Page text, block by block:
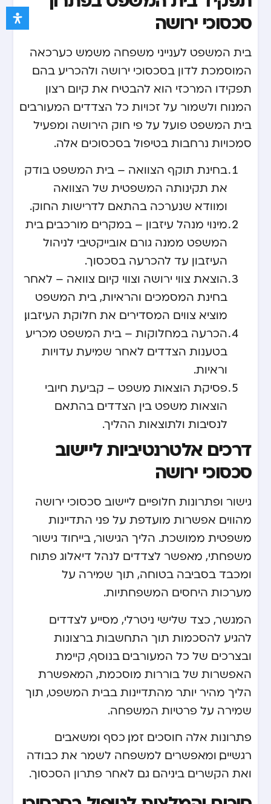
סכסוכי ירושה
בית המשפט לענייני משפחה משמש כערכאה
המוסמכת לדון בסכסוכי ירושה ולהכריע בהם.
תפקידו המרכזי הוא להבטיח את קיום רצון
המנוח ולשמור על זכויות כל הצדדים המעורבים.
בית המשפט פועל על פי חוק הירושה ומפעיל
סמכויות נרחבות בטיפול בסכסוכים אלה.
בחינת תוקף הצוואה – בית המשפט בודק
את תקינותה המשפטית של הצוואה
ומוודא שנערכה בהתאם לדרישות החוק.
מינוי מנהל עיזבון – במקרים מורכבים, בית
המשפט ממנה גורם אובייקטיבי לניהול
העיזבון עד להכרעה בסכסוך.
הוצאת צווי ירושה וצווי קיום צוואה – לאחר
בחינת המסמכים והראיות, בית המשפט
מוציא צווים המסדירים את חלוקת העיזבון.
הכרעה במחלוקות – בית המשפט מכריע
בטענות הצדדים לאחר שמיעת עדויות
וראיות.
פסיקת הוצאות משפט – קביעת חיובי
הוצאות משפט בין הצדדים בהתאם
לנסיבות ולתוצאות ההליך.
דרכים אלטרנטיביות ליישוב
סכסוכי ירושה
גישור ופתרונות חלופיים ליישוב סכסוכי ירושה
מהווים אפשרות מועדפת על פני התדיינות
משפטית ממושכת. הליך הגישור, בייחוד גישור
משפחתי, מאפשר לצדדים לנהל דיאלוג פתוח
ומכבד בסביבה בטוחה, תוך שמירה על
מערכות היחסים המשפחתיות.
המגשר, כצד שלישי ניטרלי, מסייע לצדדים
להגיע להסכמות תוך התחשבות ברצונות
ובצרכים של כל המעורבים. בנוסף, קיימת
האפשרות של בוררות מוסכמת, המאפשרת
הליך מהיר יותר מהתדיינות בבית המשפט, תוך
שמירה על פרטיות המשפחה.
פתרונות אלה חוסכים זמן, כסף ומשאבים
רגשיים, ומאפשרים למשפחה לשמר את כבודה
ואת הקשרים ביניהם גם לאחר פתרון הסכסוך.